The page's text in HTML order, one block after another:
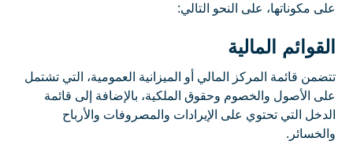
على مكوناتها، على النحو التالي:
القوائم المالية
تتضمن قائمة المركز المالي أو الميزانية العمومية، التي تشتمل
على الأصول والخصوم وحقوق الملكية، بالإضافة إلى قائمة
الدخل التي تحتوي على الإيرادات والمصروفات والأرباح
والخسائر.